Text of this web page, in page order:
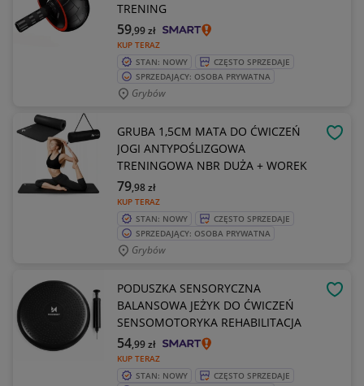
TRENING
KUP TERAZ
59,99zł
STAN: NOWY
CZĘSTO SPRZEDAJE
SPRZEDAJĄCY: OSOBA PRYWATNA
Grybów
GRUBA 1,5CM MATA DO ĆWICZEŃ
JOGI ANTYPOŚLIZGOWA
TRENINGOWA NBR DUŻA + WOREK
KUP TERAZ
79,98zł
STAN: NOWY
CZĘSTO SPRZEDAJE
SPRZEDAJĄCY: OSOBA PRYWATNA
Grybów
PODUSZKA SENSORYCZNA
BALANSOWA JEŻYK DO ĆWICZEŃ
SENSOMOTORYKA REHABILITACJA
KUP TERAZ
54,99zł
STAN: NOWY
CZĘSTO SPRZEDAJE